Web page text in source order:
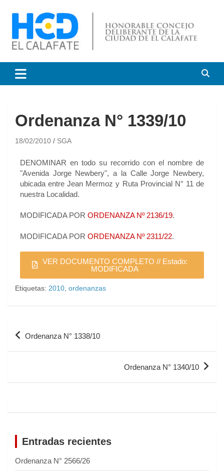
Honorable Concejo
Deliberante de El Calafate
Ordenanza N° 1339/10
18/02/2010 SGA
DENOMINAR en todo su recorrido con el nombre de
"Avenida Jorge Newbery", a la Calle Jorge Newbery,
ubicada entre Jean Mermoz y Ruta Provincial N° 11 de
nuestra Localidad.
MODIFICADA POR ORDENANZA Nº 2136/19.
MODIFICADA POR ORDENANZA Nº 2311/22.
VER DOCUMENTO COMPLETO // Estado:
MODIFICADA
Etiquetas: 2010 ordenanzas
Ordenanza N° 1338/10
Ordenanza N° 1340/10
Entradas recientes
Ordenanza N° 2566/26